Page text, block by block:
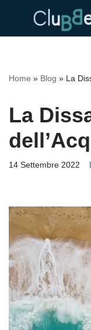
Home » Blog » La
La
14 Settembre 2022